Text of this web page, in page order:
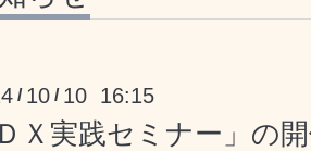
/ 10 / 10 16:15
ＤＸ実践セミナー」の